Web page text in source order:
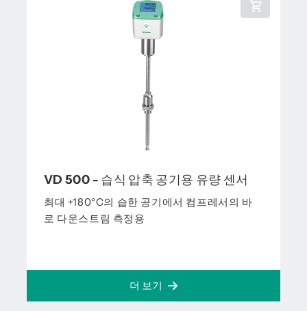
VD 500 - 습식 압축 공기용 유량 센서
최대 +180°C의 습한 공기에서 컴프레서의 바
로 다운스트림 측정용
더 보기